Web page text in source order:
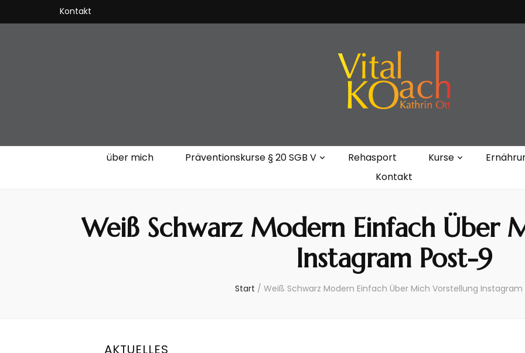
Kontakt
über mich Präventionskurse § 20 SGB V Rehasport Kurse
Kontakt
Weiß Schwarz Modern Einfach Über
Instagram Post-9
Start / Weiß Schwarz Modern Einfach Über Mich Vorstellung
AKTUELLES